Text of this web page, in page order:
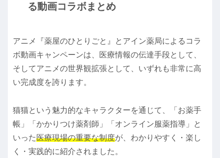
る動画コラボまとめ
アニメ『薬屋のひとりごと』とアイン薬局によるコラ
ボ動画キャンペーンは、医療情報の伝達手段として、
そしてアニメの世界観拡張として、いずれも非常に高
い完成度を誇ります。
猫猫という魅力的なキャラクターを通じて、「お薬手
帳」「かかりつけ薬剤師」「オンライン服薬指導」と
いった医療現場の重要な制度が、わかりやすく・楽し
く・実践的に紹介されました。